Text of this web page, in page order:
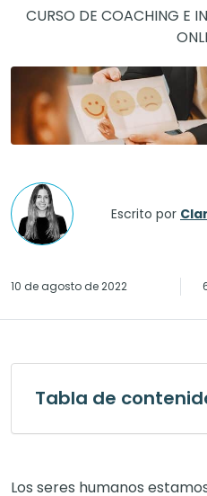
CURSO DE COACHING E
Escrito por
10 de agosto de 2022
Tabla de
Los seres humanos